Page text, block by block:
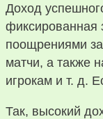
Доход
фиксированная
поощрениями
матчи, а также
игрокам и т. д.
Так, высокий